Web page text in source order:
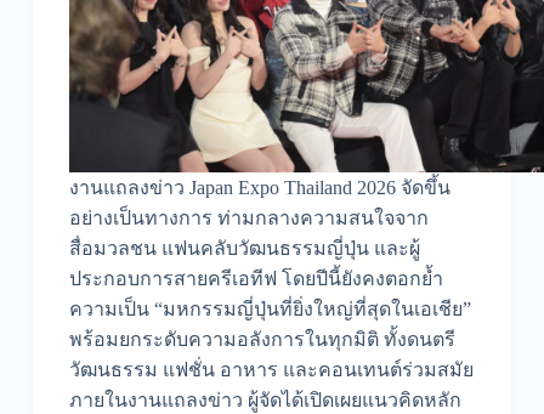
งานแถลงข่าว Japan Expo Thailand 2026 จัดขึ้น
อย่างเป็นทางการ ท่ามกลางความสนใจจาก
สื่อมวลชน แฟนคลับวัฒนธรรมญี่ปุ่น และผู้
ประกอบการสายครีเอทีฟ โดยปีนี้ยังคงตอกย้ำ
ความเป็น “มหกรรมญี่ปุ่นที่ยิ่งใหญ่ที่สุดในเอเชีย”
พร้อมยกระดับความอลังการในทุกมิติ ทั้งดนตรี
วัฒนธรรม แฟชั่น อาหาร และคอนเทนต์ร่วมสมัย
ภายในงานแถลงข่าว ผู้จัดได้เปิดเผยแนวคิดหลัก